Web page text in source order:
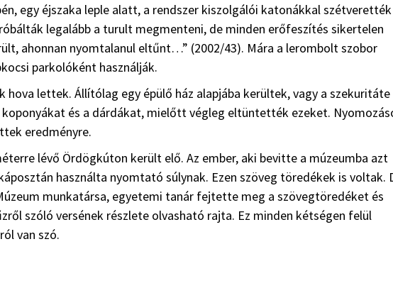
egy éjszaka leple alatt, a rendszer kiszolgálói katonákkal szétverették
legalább a turult megmenteni, de minden erőfeszítés sikertelen
ahonnan nyomtalanul eltűnt…” (2002/43). Mára a lerombolt szobor
parkolóként használják.
lettek. Állítólag egy épülő ház alapjába kerültek, vagy a szekuritáte
és a dárdákat, mielőtt végleg eltüntették ezeket.
eredményre.
lévő Ördögkúton került elő. Az ember, aki bevitte a múzeumba azt
használta nyomtató súlynak. Ezen szöveg töredékek is voltak.
munkatársa, egyetemi tanár fejtette meg a szövegtöredéket és
szóló versének részlete olvasható rajta. Ez minden kétségen felül
van szó.